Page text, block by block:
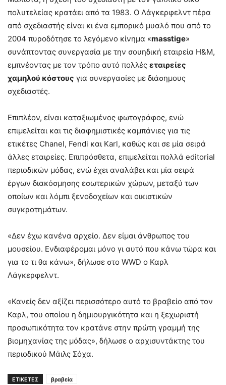
πολυτελείας κρατάει από τα 1983. Ο Λάγκερφελντ πέρα
από σχεδιαστής είναι κι ένα εμπορικό μυαλό που από το
2004 πυροδότησε το λεγόμενο κίνημα «masstige»
συνάπτοντας συνεργασία με την σουηδική εταιρεία Η&Μ,
εμπνέοντας με τον τρόπο αυτό πολλές εταιρείες
χαμηλού κόστους για συνεργασίες με διάσημους
σχεδιαστές.
Επιπλέον, είναι καταξιωμένος φωτογράφος, ενώ
επιμελείται και τις διαφημιστικές καμπάνιες για τις
ετικέτες Chanel, Fendi και Karl, καθώς και σε μία σειρά
άλλες εταιρείες. Επιπρόσθετα, επιμελείται πολλά editorial
περιοδικών μόδας, ενώ έχει αναλάβει και μία σειρά
έργων διακόσμησης εσωτερικών χώρων, μεταξύ των
οποίων και λόμπι ξενοδοχείων και οικιστικών
συγκροτημάτων.
«Δεν έχω κανένα αρχείο. Δεν είμαι άνθρωπος του
μουσείου. Ενδιαφέρομαι μόνο γι αυτό που κάνω τώρα και
για το τι θα κάνω», δήλωσε στο WWD ο Καρλ
Λάγκερφελντ.
«Κανείς δεν αξίζει περισσότερο αυτό το βραβείο από τον
Καρλ, του οποίου η δημιουργικότητα και η ξεχωριστή
προσωπικότητα τον κρατάνε στην πρώτη γραμμή της
βιομηχανίας της μόδας», δήλωσε ο αρχισυντάκτης του
περιοδικού Μάιλς Σόχα.
ΕΤΙΚΕΤΕΣ βραβεία